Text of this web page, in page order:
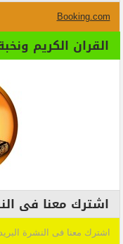
Booking.com
القران الكريم
اشترك معنا فى
اشترك معنا فى النشرة